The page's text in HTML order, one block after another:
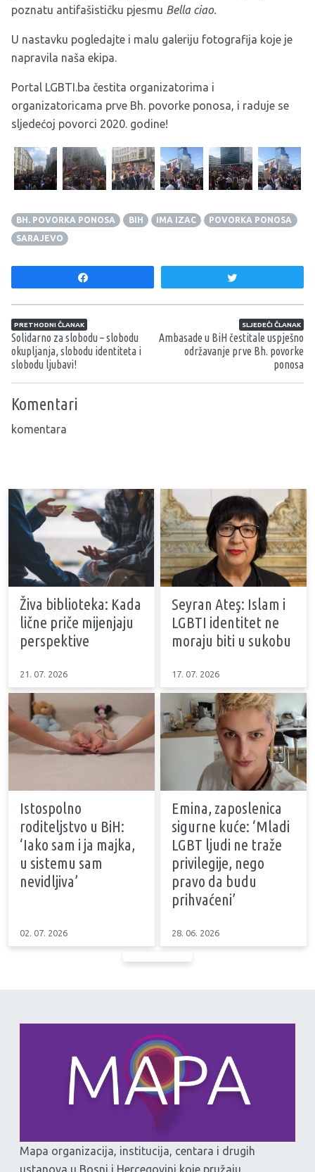
poznatu antifašističku pjesmu Bella ciao.
U nastavku pogledajte i malu galeriju fotografija koje je
napravila naša ekipa.
Portal LGBTI.ba čestita organizatorima i
organizatoricama prve Bh. povorke ponosa, i raduje se
sljedećoj povorci 2020. godine!
BH. POVORKA PONOSA BIH IMA IZAC
POVORKA PONOSA
SARAJEVO
Navigacija članaka
PRETHODNI ČLANAK
Solidarno za slobodu – slobodu
okupljanja, slobodu identiteta i
slobodu ljubavi!
SLJEDEĆI ČLANAK
Ambasade u BiH čestitale uspješno
održavanje prve Bh. povorke
ponosa
Komentari
komentara
Živa biblioteka: Kada
lične priče mijenjaju
perspektive
21. 07. 2026
Seyran Ateş: Islam i
LGBTI identitet ne
moraju biti u sukobu
17. 07. 2026
Istospolno
roditeljstvo u BiH:
‘Iako sam i ja majka,
u sistemu sam
nevidljiva’
02. 07. 2026
Emina, zaposlenica
sigurne kuće: ‘Mladi
LGBT ljudi ne traže
privilegije, nego
pravo da budu
prihvaćeni’
28. 06. 2026
Mapa organizacija, institucija, centara i drugih
ustanova u Bosni i Hercegovini koje pružaju